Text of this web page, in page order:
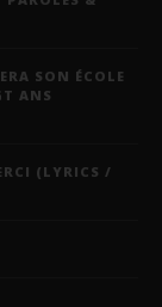
SON ÉCOLE
ANS
(LYRICS /